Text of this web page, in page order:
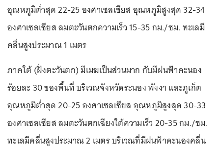
อุณหภูมิต่ำสุด 22-25 องศาเซลเซียส อุณหภูมิสูงสุด 32-34
องศาเซลเซียส ลมตะวันตกความเร็ว 15-35 กม./ชม. ทะเลมี
คลื่นสูงประมาณ 1 เมตร
ภาคใต้ (ฝั่งตะวันตก) มีเมฆเป็นส่วนมาก กับมีฝนฟ้าคะนอง
ร้อยละ 30 ของพื้นที่ บริเวณจังหวัดระนอง พังงา และภูเก็ต
อุณหภูมิต่ำสุด 20-25 องศาเซลเซียส อุณหภูมิสูงสุด 30-33
องศาเซลเซียส ลมตะวันตกเฉียงใต้ความเร็ว 20-35 กม./ชม.
ทะเลมีคลื่นสูงประมาณ 2 เมตร บริเวณที่มีฝนฟ้าคะนองคลื่น